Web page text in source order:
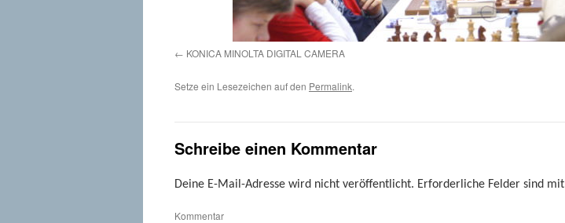
KONICA MINOLTA DIGITAL CAMERA
Setze ein Lesezeichen auf den Permalink.
Schreibe einen Kommentar
Deine E-Mail-Adresse wird nicht veröffentlicht. Erforderliche Felder sind mit
Kommentar